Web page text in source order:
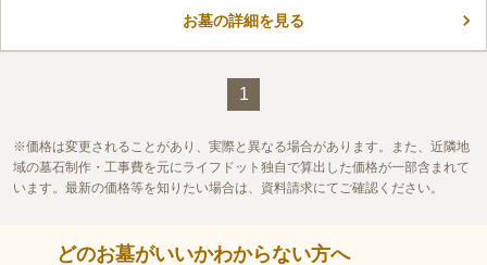
く、24時間お参り可能です。 忙しい方でも、都合の良い時間に
この霊園はまだ誰からも評価されていません。
お墓の詳細を見る
1
価格は変更されることがあり、実際と異なる場合があります。また、近隣地
域の墓石制作・工事費を元にライフドット独自で算出した価格が一部含まれて
います。最新の価格等を知りたい場合は、資料請求にてご確認ください。
どのお墓がいいかわからない方へ